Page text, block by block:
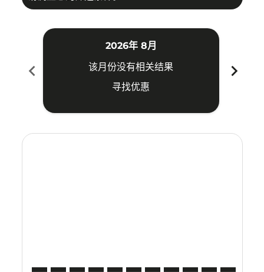
chevron_left
2026年 8月
该月份没有相关结果
寻找优惠
chevron_right